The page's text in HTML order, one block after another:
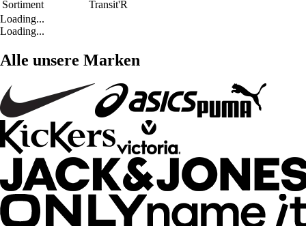
Sortiment
Transit'R
Loading...
Loading...
Alle unsere Marken